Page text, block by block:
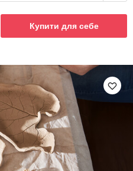
Купити для себе